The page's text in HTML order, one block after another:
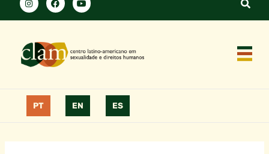
PT EN ES